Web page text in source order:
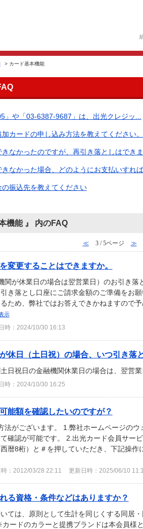
> カード基本機能
」や「03-6387-9687」は、出光クレジッ...
カードの申し込み方法を教えてください。
なかったのですが、再引き落としはでき
なかった場合、どのようにお支払いすれ
振込先を教えてください
機能 』 内のFAQ
≪ 3 / 5ページ ≫
変更することはできますか。
関が休業日の場合は翌営業日）のお引き
き落とし口座にご請求金額のご準備をお
ため、弊社ではお答えできかねますので
示
時：2024/10/30 16:13
休日（土日祝）の場合、いつ引き落
日祝日の金融機関休業日の場合は、翌営
時：2024/10/30 16:25
能額を確認したいのですが？
法がございます。 1.弊社ホームページの
確認が可能です。 2.出光カード会員サー
暦8桁）と＃を押していただき、下記操
：2012/03/28 22:11 更新日時：2025/06/10
る資格・条件などはありますか？
ては、原則として生計を同じくする同居
ードのカラーと提携ブランドは本会員様